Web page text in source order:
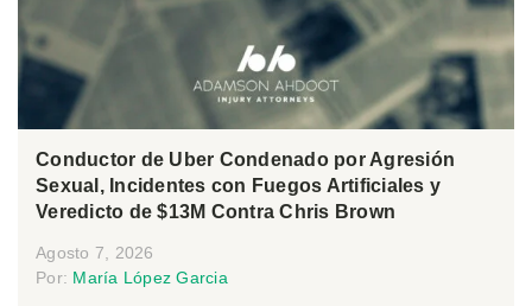
Conductor de Uber Condenado por Agresión
Sexual, Incidentes con Fuegos Artificiales y
Veredicto de $13M Contra Chris Brown
Agosto 7, 2026
Por: María López Garcia